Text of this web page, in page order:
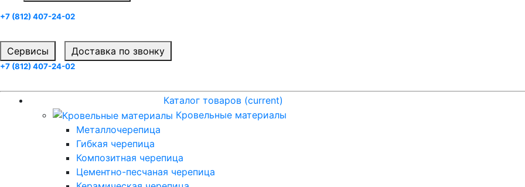
+7 (812) 407-24-02
Cервисы
Доставка по звонку
+7 (812) 407-24-02
Каталог товаров (current)
Кровельные материалы
Металлочерепица
Гибкая черепица
Композитная черепица
Цементно-песчаная черепица